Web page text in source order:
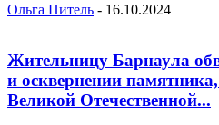
Ольга Питель - 16.10.2024
Жительницу Барнаула
и осквернении
Великой Отечественной...